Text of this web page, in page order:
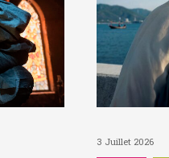
3 Juillet 2026